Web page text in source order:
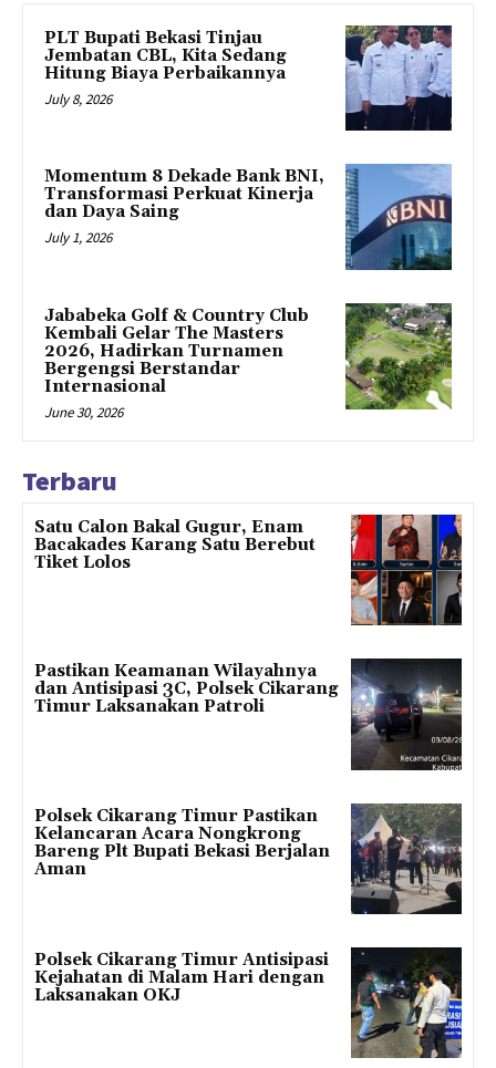
PLT Bupati Bekasi Tinjau
Jembatan CBL, Kita Sedang
Hitung Biaya Perbaikannya
July 8, 2026
Momentum 8 Dekade Bank BNI,
Transformasi Perkuat Kinerja
dan Daya Saing
July 1, 2026
Jababeka Golf & Country Club
Kembali Gelar The Masters
2026, Hadirkan Turnamen
Bergengsi Berstandar
Internasional
June 30, 2026
Terbaru
Satu Calon Bakal Gugur, Enam
Bacakades Karang Satu Berebut
Tiket Lolos
Pastikan Keamanan Wilayahnya
dan Antisipasi 3C, Polsek Cikarang
Timur Laksanakan Patroli
Polsek Cikarang Timur Pastikan
Kelancaran Acara Nongkrong
Bareng Plt Bupati Bekasi Berjalan
Aman
Polsek Cikarang Timur Antisipasi
Kejahatan di Malam Hari dengan
Laksanakan OKJ